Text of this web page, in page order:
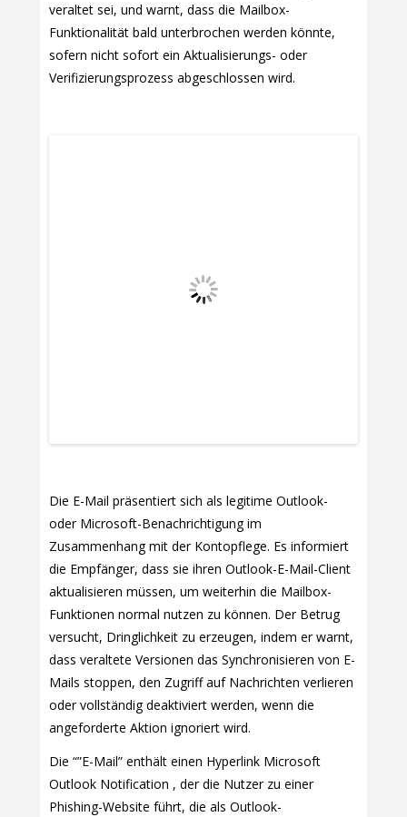
veraltet sei, und warnt, dass die Mailbox-
Funktionalität bald unterbrochen werden könnte,
sofern nicht sofort ein Aktualisierungs- oder
Verifizierungsprozess abgeschlossen wird.
Die E-Mail präsentiert sich als legitime Outlook-
oder Microsoft-Benachrichtigung im
Zusammenhang mit der Kontopflege. Es informiert
die Empfänger, dass sie ihren Outlook-E-Mail-Client
aktualisieren müssen, um weiterhin die Mailbox-
Funktionen normal nutzen zu können. Der Betrug
versucht, Dringlichkeit zu erzeugen, indem er warnt,
dass veraltete Versionen das Synchronisieren von E-
Mails stoppen, den Zugriff auf Nachrichten verlieren
oder vollständig deaktiviert werden, wenn die
angeforderte Aktion ignoriert wird.
Die “”E-Mail” enthält einen Hyperlink Microsoft
Outlook Notification , der die Nutzer zu einer
Phishing-Website führt, die als Outlook-